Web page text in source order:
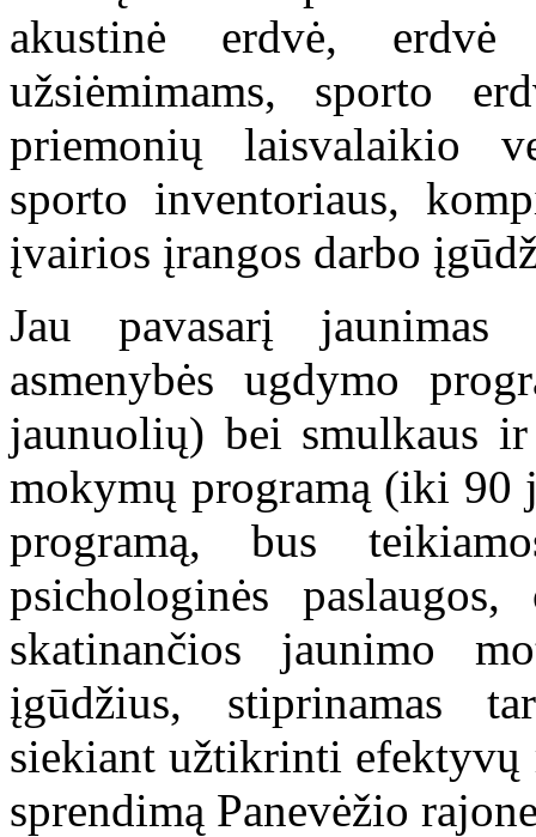
akustinė erdvė, erdvė
užsiėmimams, sporto
priemonių laisvalaikio
sporto inventoriaus,
įvairios įrangos darbo
Jau pavasarį
asmenybės ugdymo
jaunuolių) bei smulkaus
mokymų programą (iki 90
programą, bus
psichologinės
skatinančios jaunimo
įgūdžius, stiprinamas
siekiant užtikrinti efektyvų
sprendimą Panevėžio